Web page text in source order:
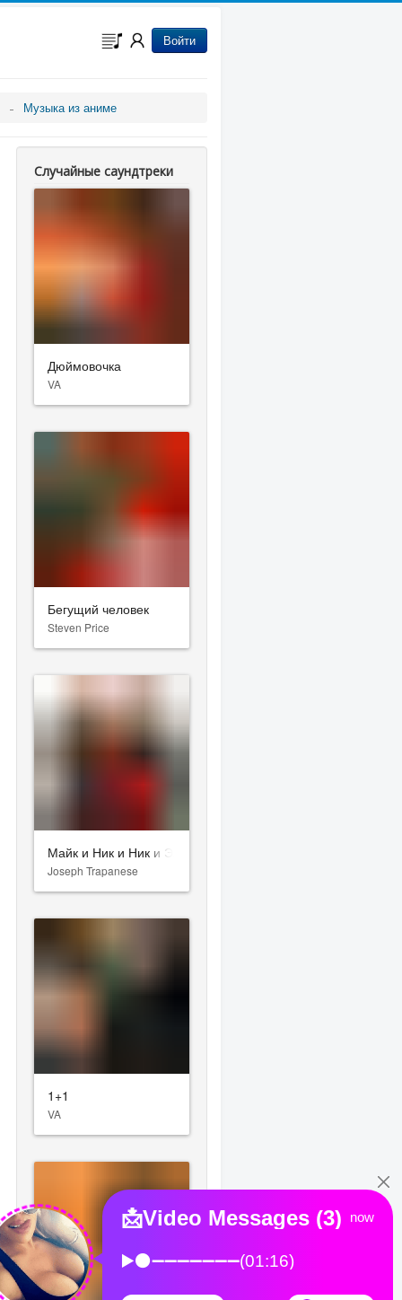
Войти
Музыка из аниме
Случайные саундтреки
Дюймовочка
VA
Бегущий человек
Steven Price
Майк и Ник и Ник и Элис
Joseph Trapanese
1+1
VA